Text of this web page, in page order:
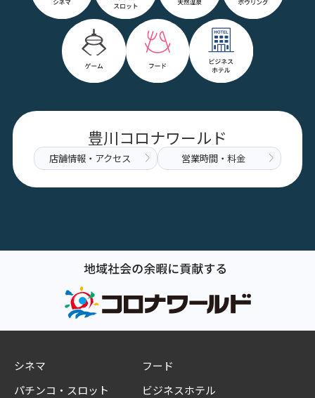
豊川コロナワールド
店舗情報・アクセス 営業時間・料金
シネマ
パチンコ・スロット
フード
ビジネスホテル